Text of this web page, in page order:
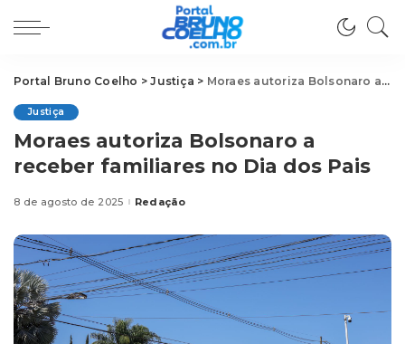
Portal Bruno Coelho >Justiça > Moraes autoriza Bolsonaro a receber familiares no Dia dos Pais
Justiça
Moraes autoriza Bolsonaro a
receber familiares no Dia dos Pais
8 de agosto de 2025Posted
Redação